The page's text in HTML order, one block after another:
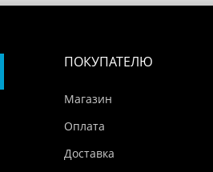
ПОКУПАТЕЛЮ
Магазин
Оплата
Доставка